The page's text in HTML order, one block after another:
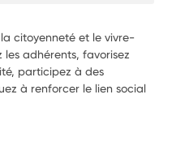
citoyenneté et le vivre-
les adhérents, favorisez
participez à des
à renforcer le lien social